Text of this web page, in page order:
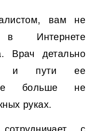
вам не
в Интернете
Врач детально
и пути ее
больше не
руках.